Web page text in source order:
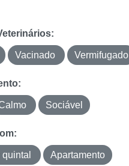
Vacinado Vermifugado
Sociável
Apartamento